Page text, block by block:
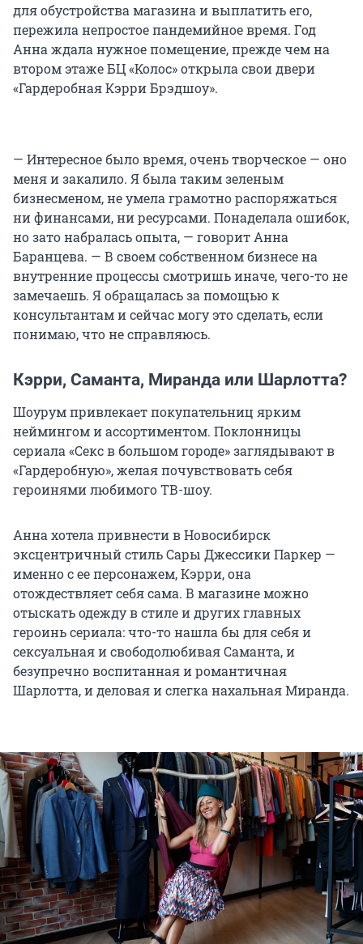
для обустройства магазина и выплатить его,
пережила непростое пандемийное время. Год
Анна ждала нужное помещение, прежде чем на
втором этаже БЦ «Колос» открыла свои двери
«Гардеробная Кэрри Брэдшоу».
— Интересное было время, очень творческое — оно
меня и закалило. Я была таким зеленым
бизнесменом, не умела грамотно распоряжаться
ни финансами, ни ресурсами. Понаделала ошибок,
но зато набралась опыта, — говорит Анна
Баранцева. — В своем собственном бизнесе на
внутренние процессы смотришь иначе, чего-то не
замечаешь. Я обращалась за помощью к
консультантам и сейчас могу это сделать, если
понимаю, что не справляюсь.
Кэрри, Саманта, Миранда или Шарлотта?
Шоурум привлекает покупательниц ярким
неймингом и ассортиментом. Поклонницы
сериала «Секс в большом городе» заглядывают в
«Гардеробную», желая почувствовать себя
героинями любимого ТВ-шоу.
Анна хотела привнести в Новосибирск
эксцентричный стиль Сары Джессики Паркер —
именно с ее персонажем, Кэрри, она
отождествляет себя сама. В магазине можно
отыскать одежду в стиле и других главных
героинь сериала: что-то нашла бы для себя и
сексуальная и свободолюбивая Саманта, и
безупречно воспитанная и романтичная
Шарлотта, и деловая и слегка нахальная Миранда.